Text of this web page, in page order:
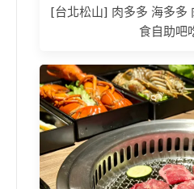
[台北松山] 肉多多 海多多
食自助吧